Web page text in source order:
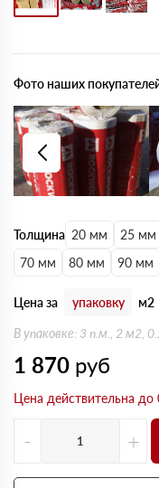
Толщина 20 мм 25 мм
70 мм
80 мм 90 мм
Цена за упаковку м2
В упаковке: 3 п.м., 2 м2,
1 870 руб
Цена действительна до
- +
Фото наших